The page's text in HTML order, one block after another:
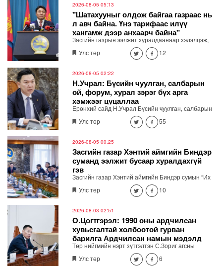
2026-08-05 05:13
"Шатахууныг олдож байгаа газраас нь
л авч байна. Үнэ тарифаас илүү
хангамж дээр анхаарч байна"
Засгийн газрын ээлжит хуралдаанаар хэлэлцэж,
шийдвэрлэсэн асуудлыг танилцуулж байна.
Улс төр 12
2026-08-05 02:22
Н.Учрал: Бүсийн чуулган, салбарын
ой, форум, хурал зэрэг бүх арга
хэмжээг цуцаллаа
Ерөнхий сайд Н.Учрал Бүсийн чуулган, салбарын
ой, форум, хурал гээд бүх арга хэмжээг цуцалж
байна. Засгийн газрын зөвшөөрөлгүй гадаад
байгуулах шаардлагатай бол цахимаар хийнэ.
Хэмнэсэн төсөв өвөлжилтийн бэлтгэл, эрчим хүч,
шатахууны хангамж, иргэдийн амьдралд хэрэгтэй
ажлуудад зарцуулна" хэмээн мэдэгдлээ.
Улс төр 55
2026-08-05 00:25
Засгийн газар Хэнтий аймгийн Биндэр
суманд ээлжит бусаар хуралдахгүй
гэв
Засгийн газар Хэнтий аймгийн Биндэр сумын “Их
хуралдай” цогцолборт ээлжит бусаар хуралдахгүй
гэж мэдээллээ.
Улс төр 10
2026-08-03 02:51
О.Цогтгэрэл: 1990 оны ардчилсан
хувьсгалтай холбоотой гурван
барилга Ардчилсан намын мэдэлд
шилжсэн
Төр нийгмийн нэрт зүтгэлтэн С.Зориг агсны
хөшөөг зөвшөөрөлгүйгээр нүүлгэн шилжүүлсэнтэй
холбоотойгоор Ардчилсан намын дарга
Улс төр 6